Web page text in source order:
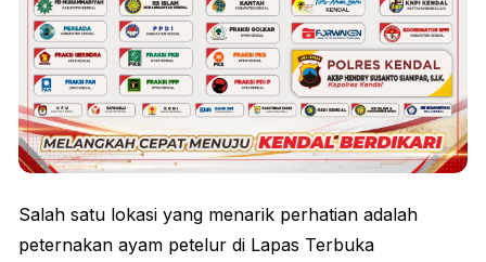
Salah satu lokasi yang menarik perhatian adalah
peternakan ayam petelur di Lapas Terbuka